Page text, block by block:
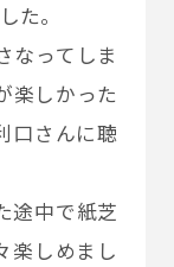
た。
なってしま
楽しかった
口さんに聴
途中で紙芝
楽しめまし